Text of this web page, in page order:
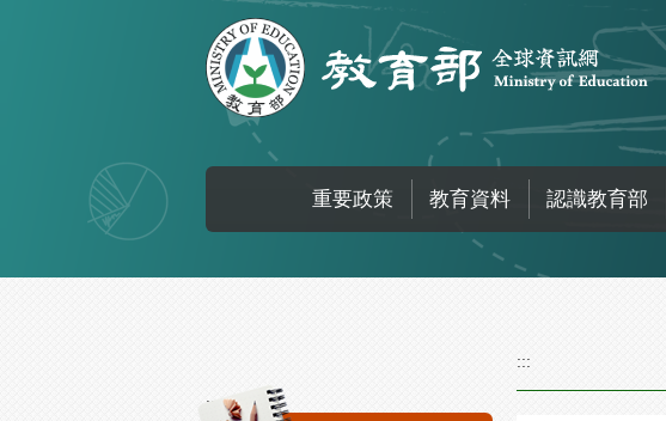
重要政策 教育資料 認識教育部
:::
:::